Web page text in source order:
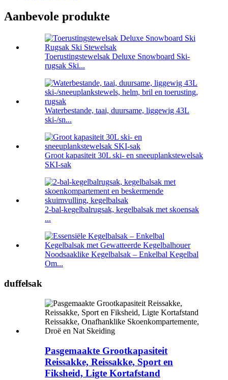
Aanbevole produkte
Toerustingstewelsak Deluxe Snowboard Ski-
rugsak Ski...
Waterbestande, taai, duursame, liggewig 43L
ski-/sn...
Groot kapasiteit 30L ski- en sneeuplankstewelsak
SKI-sak
2-bal-kegelbalrugsak, kegelbalsak met skoensak
...
Noodsaaklike Kegelbalsak – Enkelbal Kegelbal
Om...
duffelsak
Pasgemaakte Grootkapasiteit
Reissakke, Reissakke, Sport en
Fiksheid, Ligte Kortafstand